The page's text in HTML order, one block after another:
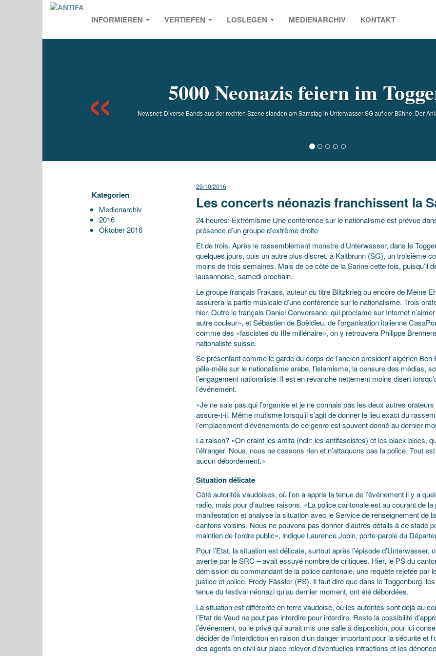
INFORMIEREN VERTIEFEN LOSLEGEN MEDIENARCHIV KONTAKT
5000 Neonazis feiern im
Newsnet: Diverse Bands aus der rechten Szene standen am Samstag in Unterwasser SG auf der Bühne. Der
Kategorien
Medienarchiv
2016
Oktober 2016
29/10/2016
Les concerts néonazis franchissent la
24 heures: Extrémisme Une conférence sur le nationalisme est prévue
présence d’un groupe d’extrême droite
Et de trois. Après le rassemblement monstre d’Unterwasser, dans le
quelques jours, puis un autre plus discret, à Kaltbrunn (SG), un troisième
moins de trois semaines. Mais de ce côté de la Sarine cette fois, puisqu’il
lausannoise, samedi prochain.
Le groupe français Frakass, auteur du titre Blitzkrieg ou encore de Meine
assurera la partie musicale d’une conférence sur le nationalisme. Trois
hier. Outre le français Daniel Conversano, qui proclame sur Internet
autre couleur», et Sébastien de Boëldieu, de l’organisation italienne
comme des «fascistes du IIIe millénaire», on y retrouvera Philippe
nationaliste suisse.
Se présentant comme le garde du corps de l’ancien président algérien
pêle-mêle sur le nationalisme arabe, l’islamisme, la censure des médias,
l’engagement nationaliste. Il est en revanche nettement moins disert
l’événement.
«Je ne sais pas qui l’organise et je ne connais pas les deux autres
assure-t-il. Même mutisme lorsqu’il s’agit de donner le lieu exact du
l’emplacement d’événements de ce genre est souvent donné au dernier
La raison? «On craint les antifa (ndlr: les antifascistes) et les black blocs,
l’étranger. Nous, nous ne cassons rien et n’attaquons pas la police. Tout
aucun débordement.»
Situation délicate
Côté autorités vaudoises, où l’on a appris la tenue de l’événement il y a
radio, mais pour d’autres raisons. «La police cantonale est au courant de
manifestation et analyse la situation avec le Service de renseignement de
cantons voisins. Nous ne pouvons pas donner d’autres détails à ce stade
maintien de l’ordre public», indique Laurence Jobin, porte-parole du
Pour l’Etat, la situation est délicate, surtout après l’épisode
avertie par le SRC – avait essuyé nombre de critiques. Hier, le PS du
démission du commandant de la police cantonale, une requête rejetée par
justice et police, Fredy Fässler (PS). Il faut dire que dans le Toggenburg,
tenue du festival néonazi qu’au dernier moment, ont été débordées.
La situation est différente en terre vaudoise, où les autorités sont déjà au
l’Etat de Vaud ne peut pas interdire pour interdire. Reste la possibilité
l’événement, ou le privé qui aurait mis une salle à disposition, pour lui
décider de l’interdiction en raison d’un danger important pour la sécurité et
des agents en civil sur place relever d’éventuelles infractions et les